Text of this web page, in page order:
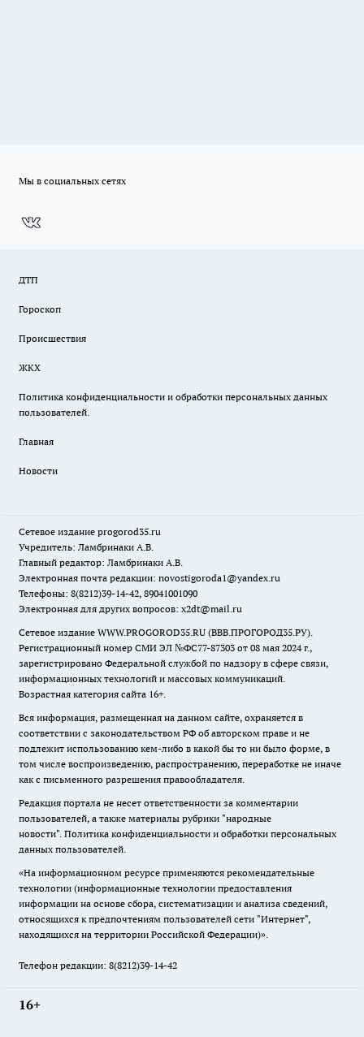
Мы в социальных сетях
ДТП
Гороскоп
Происшествия
ЖКХ
Политика конфиденциальности и обработки персональных данных
пользователей.
Главная
Новости
Сетевое издание progorod35.ru
Учредитель: Ламбринаки А.В.
Главный редактор: Ламбринаки А.В.
Электронная почта редакции: novostigoroda1@yandex.ru
Телефоны: 8(8212)39-14-42, 89041001090
Электронная для других вопросов: x2dt@mail.ru
Сетевое издание WWW.PROGOROD35.RU (ВВВ.ПРОГОРОД35.РУ).
Регистрационный номер СМИ ЭЛ №ФС77-87303 от 08 мая 2024 г.,
зарегистрировано Федеральной службой по надзору в сфере связи,
информационных технологий и массовых коммуникаций.
Возрастная категория сайта 16+.
Вся информация, размещенная на данном сайте, охраняется в
соответствии с законодательством РФ об авторском праве и не
подлежит использованию кем-либо в какой бы то ни было форме, в
том числе воспроизведению, распространению, переработке не иначе
как с письменного разрешения правообладателя.
Редакция портала не несет ответственности за комментарии
пользователей, а также материалы рубрики "народные
новости". Политика конфиденциальности и обработки персональных
данных пользователей.
«На информационном ресурсе применяются рекомендательные
технологии (информационные технологии предоставления
информации на основе сбора, систематизации и анализа сведений,
относящихся к предпочтениям пользователей сети "Интернет",
находящихся на территории Российской Федерации)».
Телефон редакции: 8(8212)39-14-42
16+